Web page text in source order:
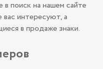
в поиск на нашем сайте
интересуют, а
в продаже знаки.